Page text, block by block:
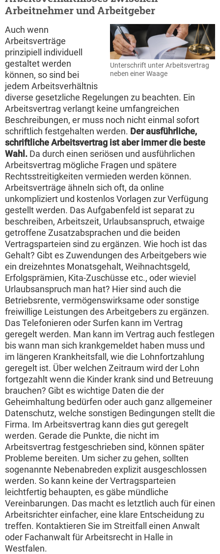
Arbeitnehmer und Arbeitgeber
Unterschrift unter Arbeitsvertrag
neben einer Waage
Auch wenn
Arbeitsverträge
prinzipiell individuell
gestaltet werden
können, so sind bei
jedem Arbeitsverhältnis
diverse gesetzliche Regelungen zu beachten. Ein
Arbeitsvertrag verlangt keine umfangreichen
Beschreibungen, er muss noch nicht einmal sofort
schriftlich festgehalten werden. Der ausführliche,
schriftliche Arbeitsvertrag ist aber immer die beste
Wahl. Da durch einen seriösen und ausführlichen
Arbeitsvertrag mögliche Fragen und spätere
Rechtsstreitigkeiten vermieden werden können.
Arbeitsverträge ähneln sich oft, da online
unkompliziert und kostenlos Vorlagen zur Verfügung
gestellt werden. Das Aufgabenfeld ist separat zu
beschreiben, Arbeitszeit, Urlaubsanspruch, etwaige
getroffene Zusatzabsprachen und die beiden
Vertragsparteien sind zu ergänzen. Wie hoch ist das
Gehalt? Gibt es Zuwendungen des Arbeitgebers wie
ein dreizehntes Monatsgehalt, Weihnachtsgeld,
Erfolgsprämien, Kita-Zuschüsse etc., oder wieviel
Urlaubsanspruch man hat? Hier sind auch die
Betriebsrente, vermögenswirksame oder sonstige
freiwillige Leistungen des Arbeitgebers zu ergänzen.
Das Telefonieren oder Surfen kann im Vertrag
geregelt werden. Man kann im Vertrag auch festlegen
bis wann man sich krankgemeldet haben muss und
im längeren Krankheitsfall, wie die Lohnfortzahlung
geregelt ist. Über welchen Zeitraum wird der Lohn
fortgezahlt wenn die Kinder krank sind und Betreuung
brauchen? Gibt es wichtige Daten die der
Geheimhaltung bedürfen oder auch ganz allgemeiner
Datenschutz, welche sonstigen Bedingungen stellt die
Firma. Im Arbeitsvertrag kann dies gut geregelt
werden. Gerade die Punkte, die nicht im
Arbeitsvertrag festgeschrieben sind, können später
Probleme bereiten. Um sicher zu gehen, sollten
sogenannte Nebenabreden explizit ausgeschlossen
werden. So kann keine der Vertragsparteien
leichtfertig behaupten, es gäbe mündliche
Vereinbarungen. Das macht es letztlich auch für einen
Arbeitsrichter einfacher, eine klare Entscheidung zu
treffen. Kontaktieren Sie im Streitfall einen Anwalt
oder Fachanwalt für Arbeitsrecht in Halle in
Westfalen.